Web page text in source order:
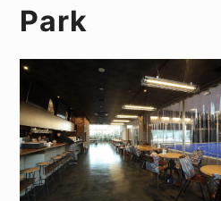
Park